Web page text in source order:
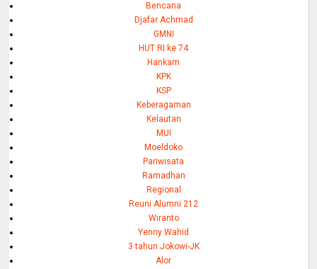
Bencana
Djafar Achmad
GMNI
HUT RI ke 74
Hankam
KPK
KSP
Keberagaman
Kelautan
MUI
Moeldoko
Pariwisata
Ramadhan
Regional
Reuni Alumni 212
Wiranto
Yenny Wahid
3 tahun Jokowi-JK
Alor